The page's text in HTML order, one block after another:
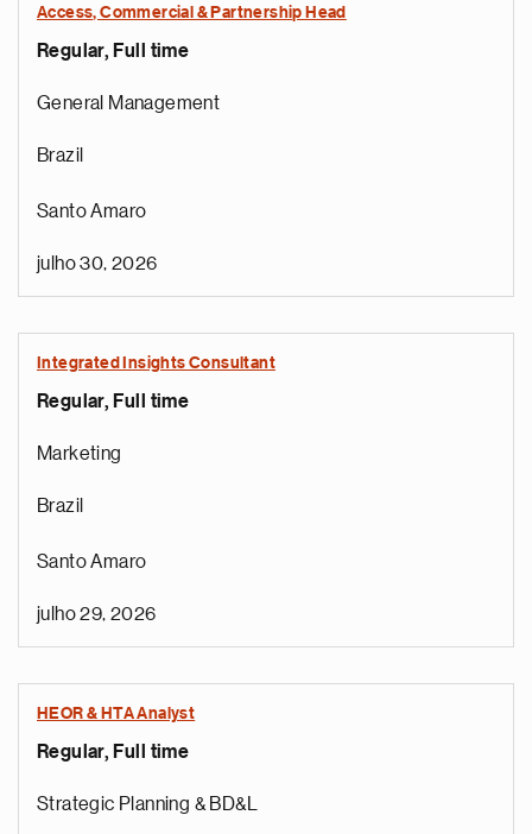
Access, Commercial & Partnership Head
Regular, Full time
General Management
Brazil
Santo Amaro
julho 30, 2026
Integrated Insights Consultant
Regular, Full time
Marketing
Brazil
Santo Amaro
julho 29, 2026
HEOR & HTA Analyst
Regular, Full time
Strategic Planning & BD&L